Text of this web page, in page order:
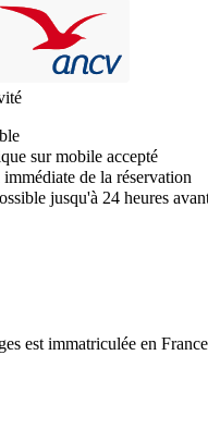
sur mobile accepté
de la réservation
jusqu'à 24 heures
est immatriculée en